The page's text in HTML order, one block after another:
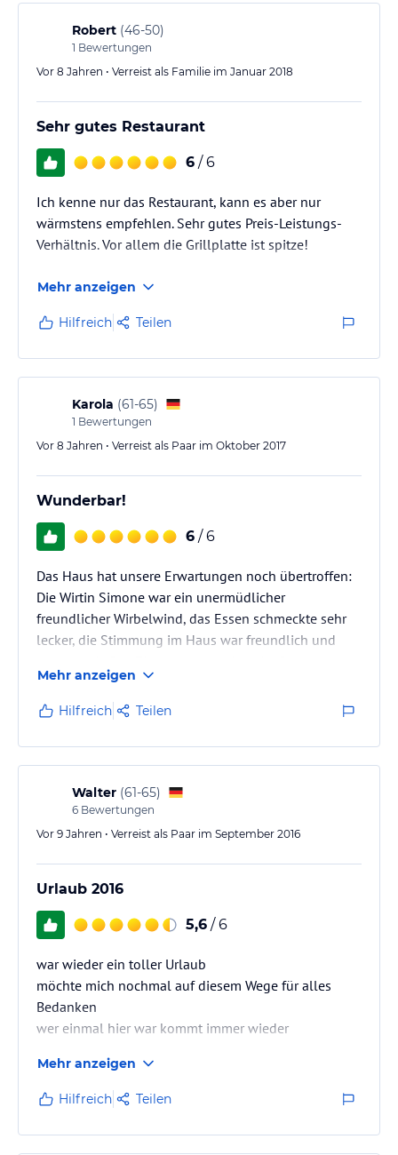
Robert (46-50)
1 Bewertungen
Vor 8 Jahren • Verreist als Familie im Januar 2018
Sehr gutes Restaurant
6 / 6
Ich kenne nur das Restaurant, kann es aber nur
wärmstens empfehlen. Sehr gutes Preis-Leistungs-
Verhältnis. Vor allem die Grillplatte ist spitze!
Mehr anzeigen
Hilfreich Teilen
Karola (61-65)
1 Bewertungen
Vor 8 Jahren • Verreist als Paar im Oktober 2017
Wunderbar!
6 / 6
Das Haus hat unsere Erwartungen noch übertroffen:
Die Wirtin Simone war ein unermüdlicher
freundlicher Wirbelwind, das Essen schmeckte sehr
lecker, die Stimmung im Haus war freundlich und
erholsam und die Aussicht vom Balkon Richtung
Partschins einfach traumhaft.
Mehr anzeigen
Hilfreich Teilen
Walter (61-65)
6 Bewertungen
Vor 9 Jahren • Verreist als Paar im September 2016
Urlaub 2016
5,6 / 6
war wieder ein toller Urlaub
möchte mich nochmal auf diesem Wege für alles
Bedanken
wer einmal hier war kommt immer wieder
Mehr anzeigen
Hilfreich Teilen